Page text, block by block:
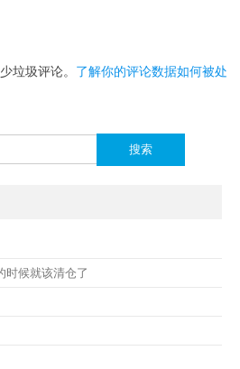
垃圾评论。 了解你的评论数据如何被处
时候就该清仓了